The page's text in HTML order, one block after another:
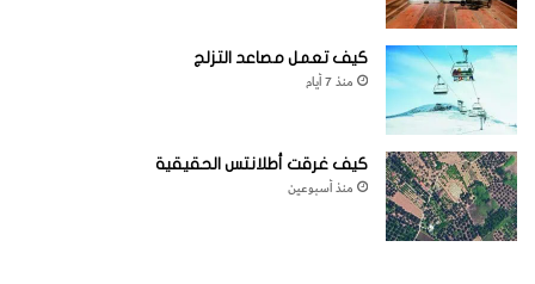
كيف تعمل مصاعد التزلج
منذ 7 أيام
كيف غرقت أطلانتس الحقيقية
منذ أسبوعين